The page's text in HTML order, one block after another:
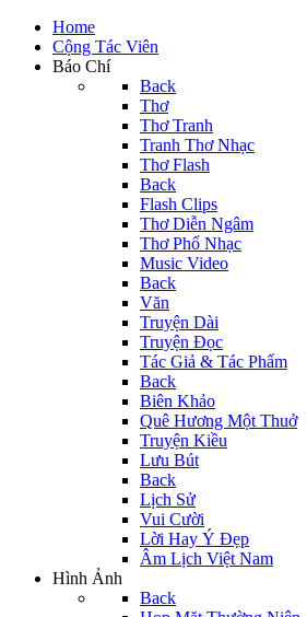
Home
Cộng Tác Viên
Báo Chí
Back
Thơ
Thơ Tranh
Tranh Thơ Nhạc
Thơ Flash
Back
Flash Clips
Thơ Diễn Ngâm
Thơ Phổ Nhạc
Music Video
Back
Văn
Truyện Dài
Truyện Đọc
Tác Giả & Tác Phẩm
Back
Biên Khảo
Quê Hương Một Thuở
Truyện Kiều
Lưu Bút
Back
Lịch Sử
Vui Cười
Lời Hay Ý Đẹp
Âm Lịch Việt Nam
Hình Ảnh
Back